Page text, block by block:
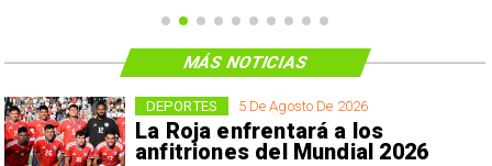
5 De Agosto De 2026
La Roja enfrentará a los
anfitriones del Mundial 2026
DEPORTES
MÁS NOTICIAS